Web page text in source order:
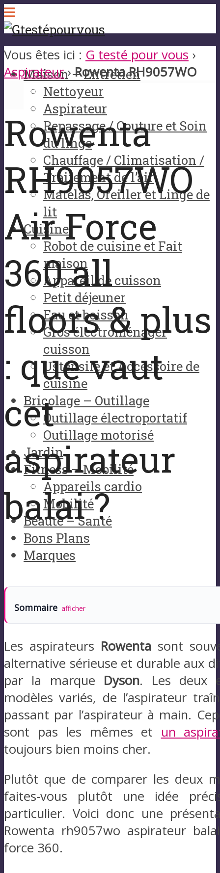
Maison – Entretien
Nettoyeur
Aspirateur
Repassage / Couture et Soin
du linge
Chauffage / Climatisation /
Traitement de l’air
Matelas, Oreiller et Linge de
lit
Cuisine
Robot de cuisine et Fait
maison
Appareil de cuisson
Petit déjeuner
Eau et boisson
Gros électroménager
cuisson
Ustensile et Accessoire de
cuisine
Bricolage – Outillage
Outillage électroportatif
Outillage motorisé
Jardin
Fitness – Mobilité
Appareils cardio
Mobilité
Beauté – Santé
Bons Plans
Marques
Vous êtes ici : G testé pour vous ›
Aspirateur›Rowenta RH9057WO
Rowenta
RH9057WO
Air Force
360 all
floors & plus
: que vaut
cet
aspirateur
balai ?
Sommaire afficher
Les aspirateurs Rowenta sont
alternative sérieuse et durable aux
par la marque Dyson. Les deux
modèles variés, de l’aspirateur
passant par l’aspirateur à main.
sont pas les mêmes et un
toujours bien moins cher.
Plutôt que de comparer les deux
faites-vous plutôt une idée
particulier. Voici donc une
Rowenta rh9057wo aspirateur
force 360.